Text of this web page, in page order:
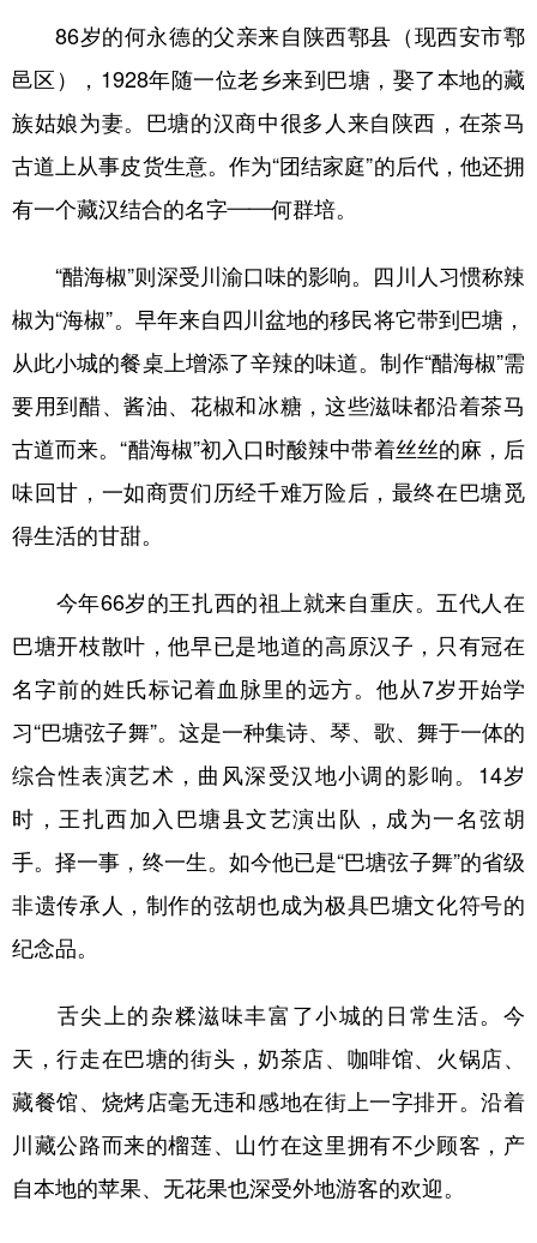
86岁的何永德的父亲来自陕西鄠县（现西安市鄠
邑区），1928年随一位老乡来到巴塘，娶了本地的藏
族姑娘为妻。巴塘的汉商中很多人来自陕西，在茶马
古道上从事皮货生意。作为“团结家庭”的后代，他还拥
有一个藏汉结合的名字——何群培。
“醋海椒”则深受川渝口味的影响。四川人习惯称辣
椒为“海椒”。早年来自四川盆地的移民将它带到巴塘，
从此小城的餐桌上增添了辛辣的味道。制作“醋海椒”需
要用到醋、酱油、花椒和冰糖，这些滋味都沿着茶马
古道而来。“醋海椒”初入口时酸辣中带着丝丝的麻，后
味回甘，一如商贾们历经千难万险后，最终在巴塘觅
得生活的甘甜。
今年66岁的王扎西的祖上就来自重庆。五代人在
巴塘开枝散叶，他早已是地道的高原汉子，只有冠在
名字前的姓氏标记着血脉里的远方。他从7岁开始学
习“巴塘弦子舞”。这是一种集诗、琴、歌、舞于一体的
综合性表演艺术，曲风深受汉地小调的影响。14岁
时，王扎西加入巴塘县文艺演出队，成为一名弦胡
手。择一事，终一生。如今他已是“巴塘弦子舞”的省级
非遗传承人，制作的弦胡也成为极具巴塘文化符号的
纪念品。
舌尖上的杂糅滋味丰富了小城的日常生活。今
天，行走在巴塘的街头，奶茶店、咖啡馆、火锅店、
藏餐馆、烧烤店毫无违和感地在街上一字排开。沿着
川藏公路而来的榴莲、山竹在这里拥有不少顾客，产
自本地的苹果、无花果也深受外地游客的欢迎。